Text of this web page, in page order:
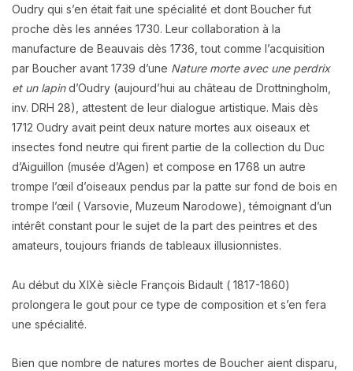
Oudry qui s’en était fait une spécialité et dont Boucher fut
proche dès les années 1730. Leur collaboration à la
manufacture de Beauvais dès 1736, tout comme l’acquisition
par Boucher avant 1739 d’une Nature morte avec une perdrix
et un lapind’Oudry (aujourd’hui au château de Drottningholm,
inv. DRH 28), attestent de leur dialogue artistique. Mais dès
1712 Oudry avait peint deux nature mortes aux oiseaux et
insectes fond neutre qui firent partie de la collection du Duc
d’Aiguillon (musée d’Agen) et compose en 1768 un autre
trompe l’œil d’oiseaux pendus par la patte sur fond de bois en
trompe l’œil ( Varsovie, Muzeum Narodowe), témoignant d’un
intérêt constant pour le sujet de la part des peintres et des
amateurs, toujours friands de tableaux illusionnistes.
Au début du XIXè siècle François Bidault ( 1817-1860)
prolongera le gout pour ce type de composition et s’en fera
une spécialité.
Bien que nombre de natures mortes de Boucher aient disparu,